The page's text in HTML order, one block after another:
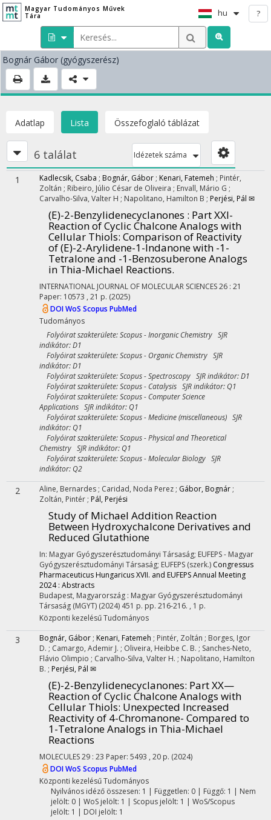
Magyar Tudományos Művek
Tára
hu ?
Bognár Gábor (gyógyszerész)
Adatlap Lista Összefoglaló táblázat
6 találat Idézetek száma
1 Kadlecsik, Csaba ; Bognár, Gábor ; Kenari, Fatemeh ; Pintér,
Zoltán ; Ribeiro, Júlio César de Oliveira ; Envall, Mário G ;
Carvalho-Silva, Valter H ; Napolitano, Hamilton B ; Perjési, Pál ✉
(E)-2-Benzylidenecyclanones : Part XXI-
Reaction of Cyclic Chalcone Analogs with
Cellular Thiols: Comparison of Reactivity
of (E)-2-Arylidene-1-Indanone with -1-
Tetralone and -1-Benzosuberone Analogs
in Thia-Michael Reactions.
INTERNATIONAL JOURNAL OF MOLECULAR SCIENCES26 : 21
Paper: 10573 , 21 p. (2025)
DOIWoS Scopus PubMed
Tudományos
Folyóirat szakterülete: Scopus - Inorganic Chemistry SJR
indikátor: D1
Folyóirat szakterülete: Scopus - Organic Chemistry SJR
indikátor: D1
Folyóirat szakterülete: Scopus - Spectroscopy SJR indikátor: D1
Folyóirat szakterülete: Scopus - Catalysis SJR indikátor: Q1
Folyóirat szakterülete: Scopus - Computer Science
Applications SJR indikátor: Q1
Folyóirat szakterülete: Scopus - Medicine (miscellaneous) SJR
indikátor: Q1
Folyóirat szakterülete: Scopus - Physical and Theoretical
Chemistry SJR indikátor: Q1
Folyóirat szakterülete: Scopus - Molecular Biology SJR
indikátor: Q2
2 Aline, Bernardes ; Caridad, Noda Perez ; Gábor, Bognár ;
Zoltán, Pintér ; Pál, Perjési
Study of Michael Addition Reaction
Between Hydroxychalcone Derivatives and
Reduced Glutathione
In: Magyar Gyógyszerésztudományi Társaság; EUFEPS - Magyar
Gyógyszerésztudományi Társaság; EUFEPS (szerk.) Congressus
Pharmaceuticus Hungaricus XVII. and EUFEPS Annual Meeting
2024 : Abstracts
Budapest, Magyarország : Magyar Gyógyszerésztudományi
Társaság (MGYT) (2024) 451 p. pp. 216-216. , 1 p.
Központi kezelésűTudományos
3 Bognár, Gábor ; Kenari, Fatemeh ; Pintér, Zoltán ; Borges, Igor
D. ; Camargo, Ademir J. ; Oliveira, Heibbe C. B. ; Sanches-Neto,
Flávio Olimpio ; Carvalho-Silva, Valter H. ; Napolitano, Hamilton
B. ; Perjési, Pál ✉
(E)-2-Benzylidenecyclanones: Part XX—
Reaction of Cyclic Chalcone Analogs with
Cellular Thiols: Unexpected Increased
Reactivity of 4-Chromanone- Compared to
1-Tetralone Analogs in Thia-Michael
Reactions
MOLECULES29 : 23 Paper: 5493 , 20 p. (2024)
DOIWoS Scopus PubMed
Központi kezelésűTudományos
Nyilvános idéző összesen: 1 | Független: 0 | Függő: 1 | Nem
jelölt: 0 | WoS jelölt: 1 | Scopus jelölt: 1 | WoS/Scopus
jelölt: 1 | DOI jelölt: 1